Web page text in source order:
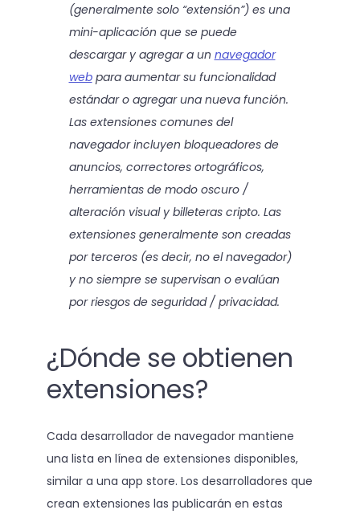
(generalmente solo “extensión”) es una
mini-aplicación que se puede
descargar y agregar a un navegador
webpara aumentar su funcionalidad
estándar o agregar una nueva función.
Las extensiones comunes del
navegador incluyen bloqueadores de
anuncios, correctores ortográficos,
herramientas de modo oscuro /
alteración visual y billeteras cripto. Las
extensiones generalmente son creadas
por terceros (es decir, no el navegador)
y no siempre se supervisan o evalúan
por riesgos de seguridad / privacidad.
¿Dónde se obtienen
extensiones?
Cada desarrollador de navegador mantiene
una lista en línea de extensiones disponibles,
similar a una app store. Los desarrolladores que
crean extensiones las publicarán en estas